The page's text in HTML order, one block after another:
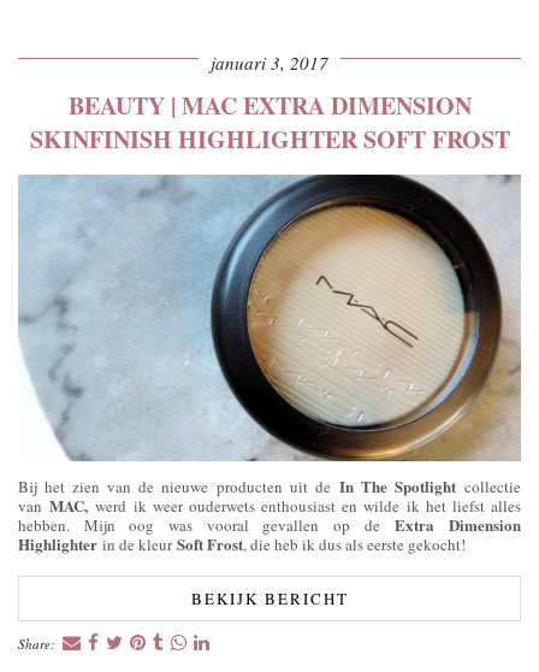
januari 3, 2017
BEAUTY | MAC EXTRA DIMENSION
SKINFINISH HIGHLIGHTER SOFT FROST
Bij het zien van de nieuwe producten uit de In The Spotlightcollectie
vanMAC, werd ik weer ouderwets enthousiast en wilde ik het liefst alles
hebben. Mijn oog was vooral gevallen op deExtra Dimension
Highlighter in de kleurSoft Frost, die heb ik dus als eerste gekocht!
BEKIJK BERICHT
Share: